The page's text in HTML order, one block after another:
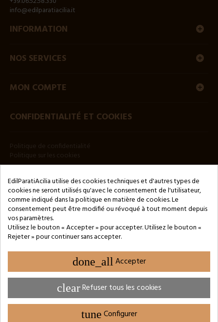
info@edilparatiacilia.it
INFORMATION
NOS SERVICES
MON COMPTE
CONFIDENTIALITÉ ET COOKIES
Copyright © 2024 by 3Enne s.r.l.s. P.IVA/C.F.: 13466181008
Numéro d'enregistrement REA : RM-1449325 - Registre du
Commerce de Rome
Website Developed by M.Borzacchini - TestSide
PARAMÈTRES DES COOKIES
EdilParatiAcilia utilise des cookies techniques et d'autres types de
cookies ne seront utilisés qu'avec le consentement de l'utilisateur,
comme indiqué dans la politique en matière de cookies. Le
consentement peut être modifié ou révoqué à tout moment depuis
vos paramètres.
Utilisez le bouton « Accepter » pour accepter. Utilisez le bouton «
Rejeter » pour continuer sans accepter.
done_all Accepter
clearRefuser tous les cookies
tuneConfigurer